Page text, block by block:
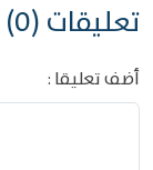
تعليقات (0)
أضف تعليقا :